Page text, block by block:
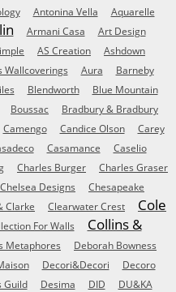
Antonina Vella
Aquarelle
Armani Casa Art Design
AS Creation
Ashdown
Wallcoverings Aura
Barneby
Blendworth Blue Mountain
Boussac
Bradbury & Bradbury
Camengo Candice Olson
Carey
Casamance
Caselio
Charles Burger
Charles Graser
Chelsea Designs
Chesapeake
Clarke Clearwater Crest
Cole
For Walls
Collins &
Metaphores
Deborah Bowness
Decori&Decori
Decoro
Guild Desima DID
DU&KA